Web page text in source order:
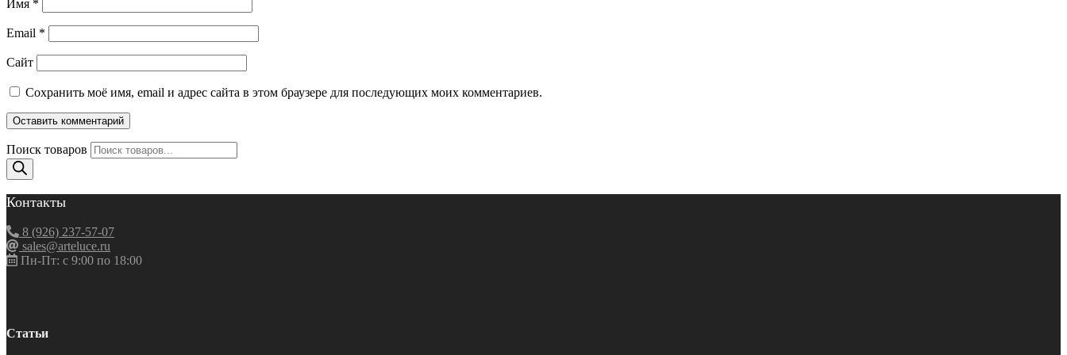
Имя *
Email *
Сайт
Сохранить моё имя, email и адрес сайта в этом браузере для последующих моих комментариев.
Поиск товаров
Контакты
8 (926) 237-57-07
sales@arteluce.ru
Пн-Пт: с 9:00 по 18:00
Статьи